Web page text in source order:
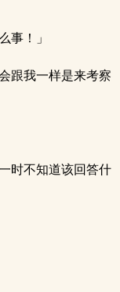
事！」
跟我一样是来考察
时不知道该回答什